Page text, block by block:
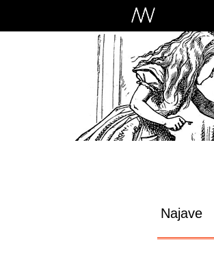
Najave